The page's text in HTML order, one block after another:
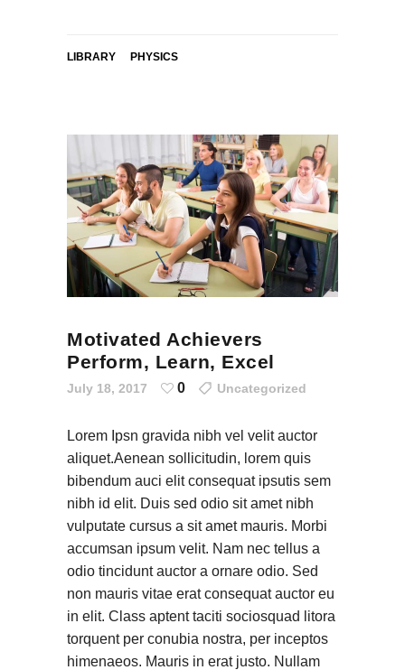
LIBRARY PHYSICS
Motivated Achievers
Perform, Learn, Excel
July 18, 2017 0 Uncategorized
Lorem Ipsn gravida nibh vel velit auctor
aliquet.Aenean sollicitudin, lorem quis
bibendum auci elit consequat ipsutis sem
nibh id elit. Duis sed odio sit amet nibh
vulputate cursus a sit amet mauris. Morbi
accumsan ipsum velit. Nam nec tellus a
odio tincidunt auctor a ornare odio. Sed
non mauris vitae erat consequat auctor eu
in elit. Class aptent taciti sociosquad litora
torquent per conubia nostra, per inceptos
himenaeos. Mauris in erat justo. Nullam